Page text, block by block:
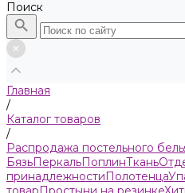
Поиск
Главная
/
Каталог товаров
/
Распродажа постельного
БязьПeркaльПоплинТкань
принадлежностиПолотенца